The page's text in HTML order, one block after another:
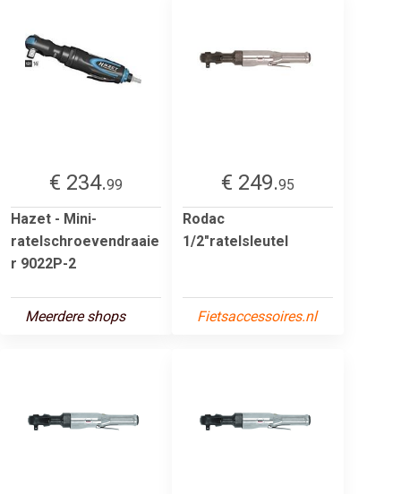
€ 234.99
Hazet - Mini-
ratelschroevendraaie
r 9022P-2
Meerdere shops
€ 249.95
Rodac
1/2"ratelsleutel
Fietsaccessoires.nl